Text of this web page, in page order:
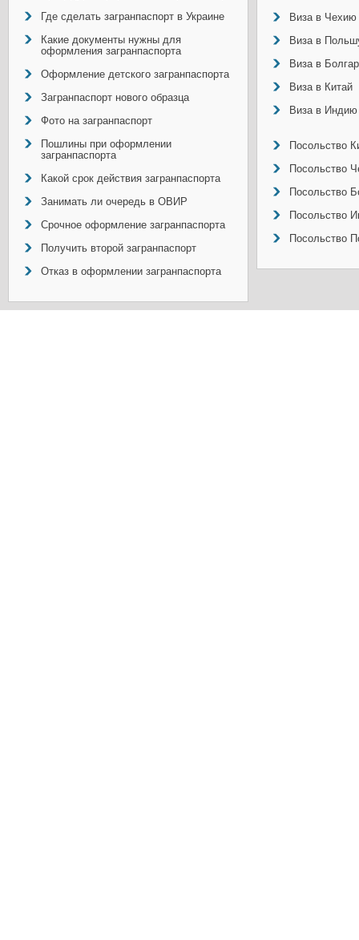
Где сделать загранпаспорт в Украине
Какие документы нужны для
оформления загранпаспорта
Оформление детского загранпаспорта
Загранпаспорт нового образца
Фото на загранпаспорт
Пошлины при оформлении
загранпаспорта
Какой срок действия загранпаспорта
Занимать ли очередь в ОВИР
Срочное оформление загранпаспорта
Получить второй загранпаспорт
Отказ в оформлении загранпаспорта
Виза в Чехию
Виза в
Виза в
Виза в Китай
Виза в Индию
Посольство
Посольство
Посольство
Посольство
Посольство